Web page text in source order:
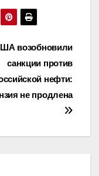
возобновили
санкции против
нефти:
не продлена